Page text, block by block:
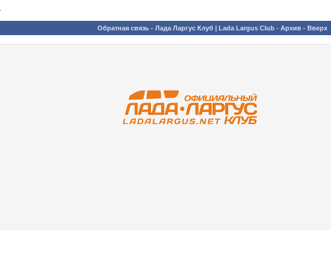
Обратная связь - Лада Ларгус Клуб | Lada Largus Club - Архив - Вверх